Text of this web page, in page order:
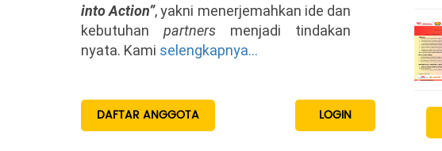
into Action”, yakni menerjemahkan ide dan
kebutuhan partners menjadi tindakan
nyata. Kami selengkapnya...
DAFTAR ANGGOTA LOGIN